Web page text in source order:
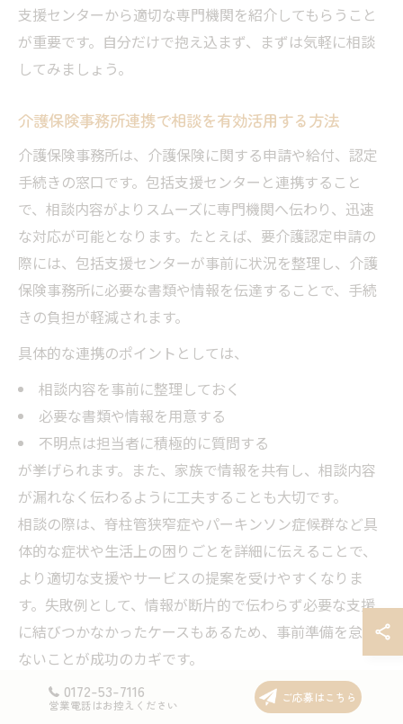
支援センターから適切な専門機関を紹介してもらうこと
が重要です。自分だけで抱え込まず、まずは気軽に相談
してみましょう。
介護保険事務所連携で相談を有効活用する方法
介護保険事務所は、介護保険に関する申請や給付、認定
手続きの窓口です。包括支援センターと連携すること
で、相談内容がよりスムーズに専門機関へ伝わり、迅速
な対応が可能となります。たとえば、要介護認定申請の
際には、包括支援センターが事前に状況を整理し、介護
保険事務所に必要な書類や情報を伝達することで、手続
きの負担が軽減されます。
具体的な連携のポイントとしては、
相談内容を事前に整理しておく
必要な書類や情報を用意する
不明点は担当者に積極的に質問する
が挙げられます。また、家族で情報を共有し、相談内容
が漏れなく伝わるように工夫することも大切です。
相談の際は、脊柱管狭窄症やパーキンソン症候群など具
体的な症状や生活上の困りごとを詳細に伝えることで、
より適切な支援やサービスの提案を受けやすくなりま
す。失敗例として、情報が断片的で伝わらず必要な支援
に結びつかなかったケースもあるため、事前準備を怠ら
ないことが成功のカギです。
介護に役立つ包括支援センター利用術
0172-53-7116
営業電話はお控えください
ご応募はこちら